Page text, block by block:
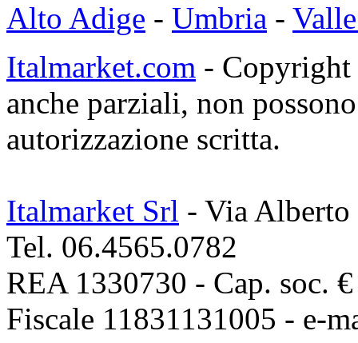
Alto Adige - Umbria -
Italmarket.com - Copyright
anche parziali, non
autorizzazione scritta.
Italmarket Srl - Via Alberto
Tel. 06.4565.0782
REA 1330730 - Cap. soc.
Fiscale 11831131005 - e-